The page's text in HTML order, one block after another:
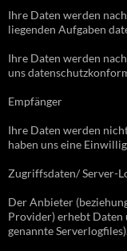
Ihre Daten werden
liegenden Aufgaben
Ihre Daten werden
uns
Empfänger
Ihre Daten werden
haben uns eine
Zugriffsdaten/ Server-
Der Anbieter
Provider) erhebt Daten
genannte